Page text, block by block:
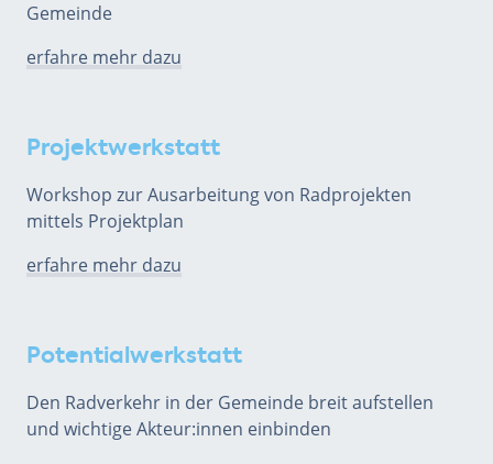
Gemeinde
erfahre mehr dazu
Projektwerkstatt
Workshop zur Ausarbeitung von Radprojekten
mittels Projektplan
erfahre mehr dazu
Potentialwerkstatt
Den Radverkehr in der Gemeinde breit aufstellen
und wichtige Akteur:innen einbinden